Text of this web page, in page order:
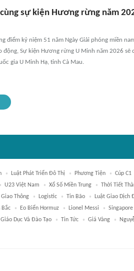
sự kiện Hương rừng năm
điểm kỷ niệm 51 năm Ngày Giải phóng miền
động, Sự kiện Hương rừng U Minh năm 2026
gia U Minh Hạ, tỉnh Cà Mau.
Luật Phát Triển Đô Thị Phương Tiện Cúp C1
U23 Việt Nam Xổ Số Miền Trung Thời Tiết
Giao Thông Logistic Tin Bão Luật Giao Dịch
Bắc Eo Biển Hormuz Lionel Messi Singapore
Giáo Dục Và Đào Tạo Tin Tức Giá Vàng